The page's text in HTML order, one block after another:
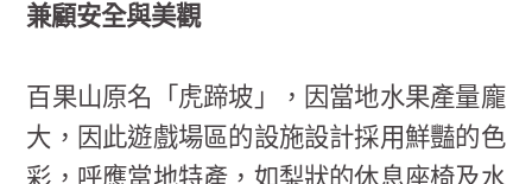
兼顧安全與美觀
百果山原名「虎蹄坡」，因當地水果產量龐
大，因此遊戲場區的設施設計採用鮮豔的色